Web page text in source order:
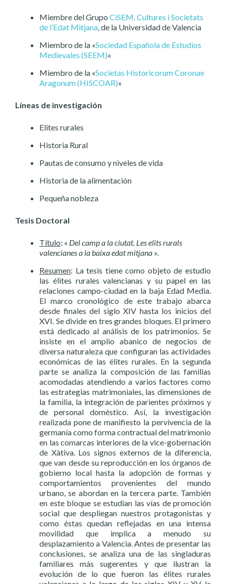
Miembre del Grupo CiSEM. Cultures i Societats
de l’Edat Mitjana, de la Universidad de Valencia
Miembro de la «Sociedad Española de Estudios
Medievales (SEEM)«
Miembro de la «Societas Historicorum Coronae
Aragonum (HISCOAR)«
Líneas de investigación
Elites rurales
Historia Rural
Pautas de consumo y niveles de vida
Historia de la alimentación
Pequeña nobleza
Tesis Doctoral
Título: « Del camp a la ciutat. Les elits rurals
valencianes a la baixa edat mitjana ».
Resumen: La tesis tiene como objeto de estudio
las élites rurales valencianas y su papel en las
relaciones campo-ciudad en la baja Edad Media.
El marco cronológico de este trabajo abarca
desde finales del siglo XIV hasta los inicios del
XVI. Se divide en tres grandes bloques. El primero
está dedicado al análisis de los patrimonios. Se
insiste en el amplio abanico de negocios de
diversa naturaleza que configuran las actividades
económicas de las élites rurales. En la segunda
parte se analiza la composición de las familias
acomodadas atendiendo a varios factores como
las estrategias matrimoniales, las dimensiones de
la familia, la integración de parientes próximos y
de personal doméstico. Así, la investigación
realizada pone de manifiesto la pervivencia de la
germanía como forma contractual del matrimonio
en las comarcas interiores de la vice-gobernación
de Xàtiva. Los signos externos de la diferencia,
que van desde su reproducción en los órganos de
gobierno local hasta la adopción de formas y
comportamientos provenientes del mundo
urbano, se abordan en la tercera parte. También
en este bloque se estudian las vías de promoción
social que despliegan nuestros protagonistas y
como éstas quedan reflejadas en una intensa
movilidad que implica a menudo su
desplazamiento a Valencia. Antes de presentar las
conclusiones, se analiza una de las singladuras
familiares más sugerentes y que ilustran la
evolución de lo que fueron las élites rurales